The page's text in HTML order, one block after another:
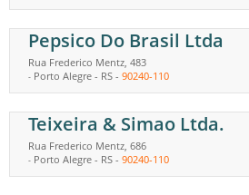
Pepsico Do Brasil Ltda
Rua Frederico Mentz, 483
- Porto Alegre - RS - 90240-110
Teixeira & Simao Ltda.
Rua Frederico Mentz, 686
- Porto Alegre - RS - 90240-110